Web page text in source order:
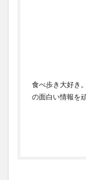
食べ歩き大好き
の面白い情報を